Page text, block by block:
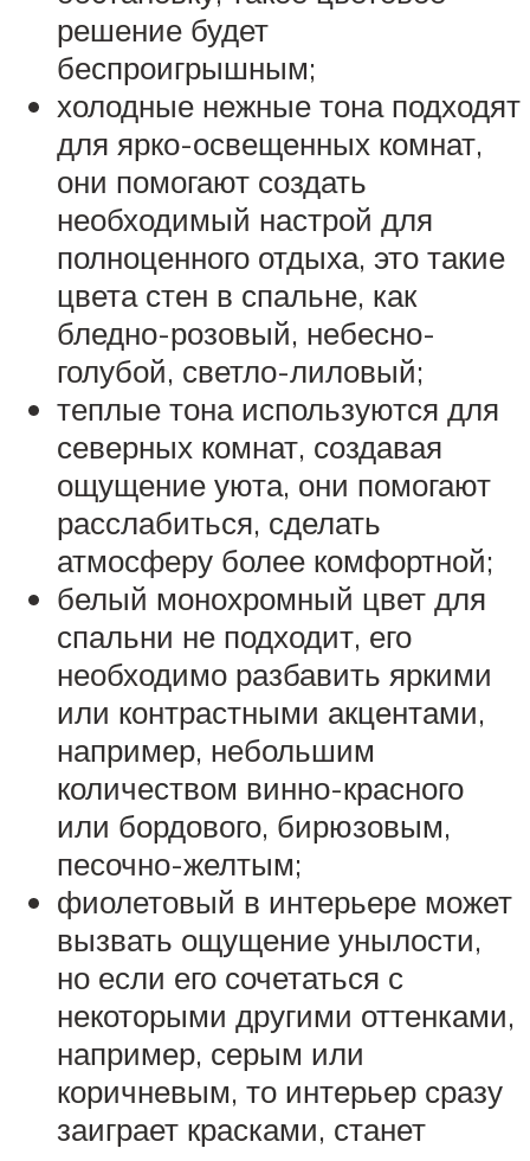
решение будет
беспроигрышным;
холодные нежные тона подходят
для ярко-освещенных комнат,
они помогают создать
необходимый настрой для
полноценного отдыха, это такие
цвета стен в спальне, как
бледно-розовый, небесно-
голубой, светло-лиловый;
теплые тона используются для
северных комнат, создавая
ощущение уюта, они помогают
расслабиться, сделать
атмосферу более комфортной;
белый монохромный цвет для
спальни не подходит, его
необходимо разбавить яркими
или контрастными акцентами,
например, небольшим
количеством винно-красного
или бордового, бирюзовым,
песочно-желтым;
фиолетовый в интерьере может
вызвать ощущение унылости,
но если его сочетаться с
некоторыми другими оттенками,
например, серым или
коричневым, то интерьер сразу
заиграет красками, станет